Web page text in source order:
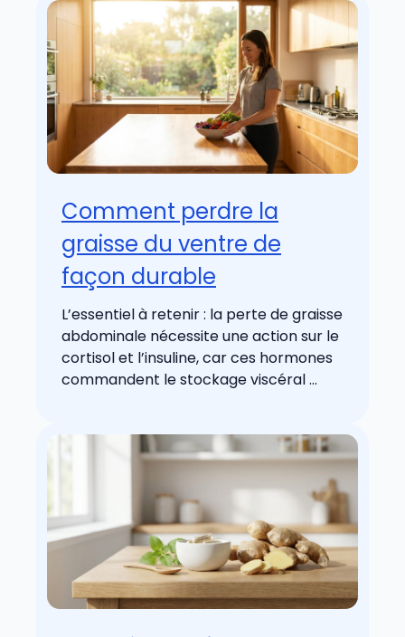
Comment perdre la
graisse du ventre de
façon durable
L’essentiel à retenir : la perte de graisse
abdominale nécessite une action sur le
cortisol et l’insuline, car ces hormones
commandent le stockage viscéral ...